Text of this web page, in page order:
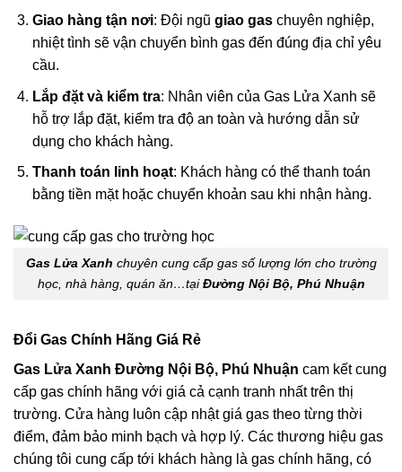
Giao hàng tận nơi: Đội ngũ giao gaschuyên nghiệp,
nhiệt tình sẽ vận chuyển bình gas đến đúng địa chỉ yêu
cầu.
Lắp đặt và kiểm tra: Nhân viên của Gas Lửa Xanh sẽ
hỗ trợ lắp đặt, kiểm tra độ an toàn và hướng dẫn sử
dụng cho khách hàng.
Thanh toán linh hoạt: Khách hàng có thể thanh toán
bằng tiền mặt hoặc chuyển khoản sau khi nhận hàng.
Gas Lửa Xanh chuyên cung cấp gas số lượng lớn cho trường
học, nhà hàng, quán ăn…tạiĐường Nội Bộ, Phú Nhuận
Đổi Gas Chính Hãng Giá Rẻ
Gas Lửa Xanh Đường Nội Bộ, Phú Nhuận cam kết cung
cấp gas chính hãng với giá cả cạnh tranh nhất trên thị
trường. Cửa hàng luôn cập nhật giá gas theo từng thời
điểm, đảm bảo minh bạch và hợp lý. Các thương hiệu gas
chúng tôi cung cấp tới khách hàng là gas chính hãng, có